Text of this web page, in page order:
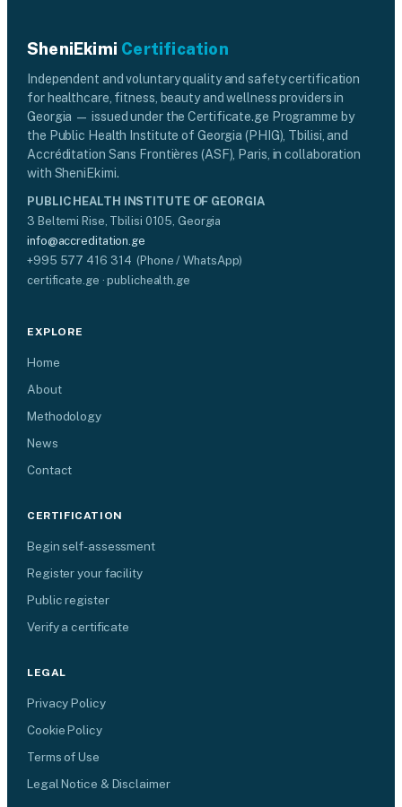
SheniEkimi Certification
Independent and voluntary quality and safety certification
for healthcare, fitness, beauty and wellness providers in
Georgia — issued under the Certificate.ge Programme by
the Public Health Institute of Georgia (PHIG), Tbilisi, and
Accréditation Sans Frontières (ASF), Paris, in collaboration
with SheniEkimi.
PUBLIC HEALTH INSTITUTE OF GEORGIA
3 Beltemi Rise, Tbilisi 0105, Georgia
info@accreditation.ge
+995 577 416 314 (Phone / WhatsApp)
certificate.ge · publichealth.ge
EXPLORE
Home
About
Methodology
News
Contact
CERTIFICATION
Begin self-assessment
Register your facility
Public register
Verify a certificate
LEGAL
Privacy Policy
Cookie Policy
Terms of Use
Legal Notice & Disclaimer